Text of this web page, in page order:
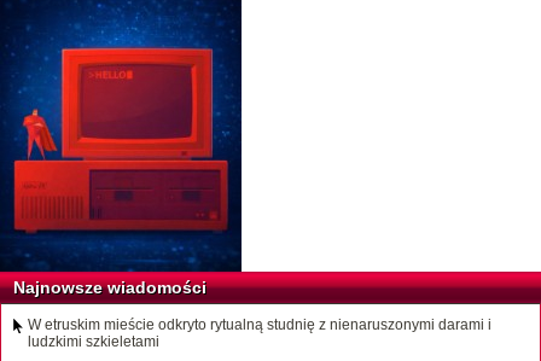
Najnowsze wiadomości
W etruskim mieście odkryto rytualną studnię z nienaruszonymi darami i
ludzkimi szkieletami